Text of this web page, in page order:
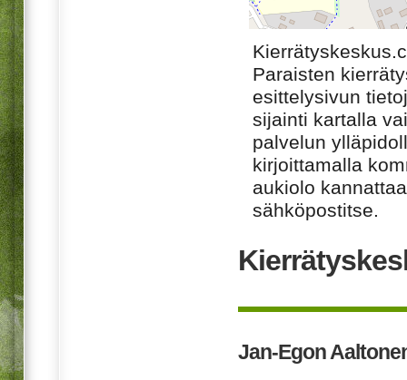
Paraisten
esittelysivun
sijainti kartalla
palvelun
kirjoittamalla
aukiolo
sähköpostitse.
Jan-Egon